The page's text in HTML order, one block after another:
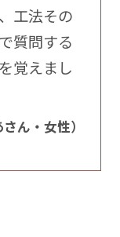
工法その
質問する
覚えまし
ん・女性）